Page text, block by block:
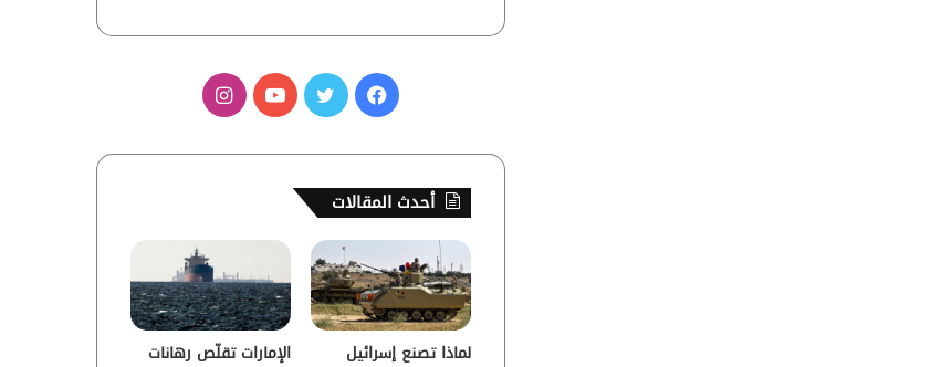
ف
س
و
ك
ي
ر
ب
ا
ق
ر
ا
أحدث المقالات
لماذا تصنع إسرائيل الإمارات تقلّص رهانات